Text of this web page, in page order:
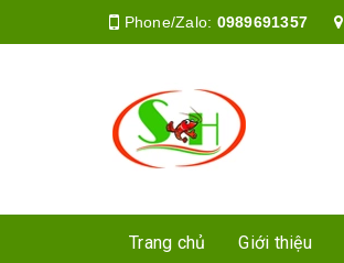
Phone/Zalo: 0989691357
Trang chủ Giới thiệu